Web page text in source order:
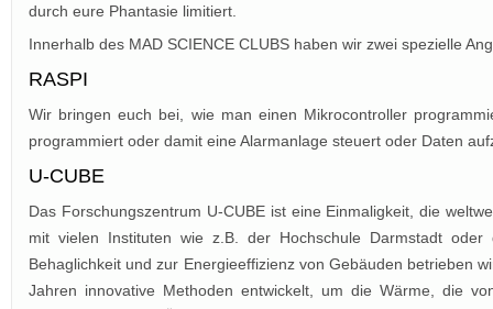
durch eure Phantasie limitiert.
Innerhalb des MAD SCIENCE CLUBS haben wir zwei spezielle
RASPI
Wir bringen euch bei, wie man einen Mikrocontroller
programmiert oder damit eine Alarmanlage steuert oder Daten
U-CUBE
Das Forschungszentrum U-CUBE ist eine Einmaligkeit, die
mit vielen Instituten wie z.B. der Hochschule Darmstadt
Behaglichkeit und zur Energieeffizienz von Gebäuden betrieben
Jahren innovative Methoden entwickelt, um die Wärme, die